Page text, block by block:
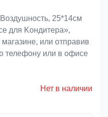
25*14см
для Koндитeрa»,
или отправив
телефону или в офисе
Нет в наличии